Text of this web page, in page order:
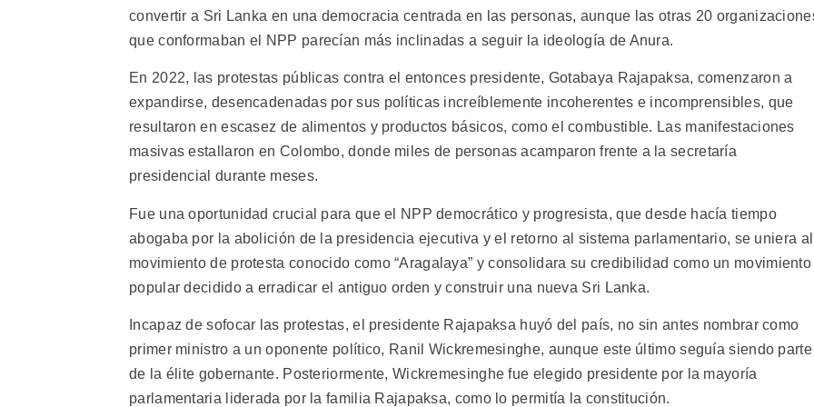
convertir a Sri Lanka en una democracia centrada en las personas, aunque las otras 20
que conformaban el NPP parecían más inclinadas a seguir la ideología de Anura.
En 2022, las protestas públicas contra el entonces presidente, Gotabaya Rajapaksa, comenzaron a
expandirse, desencadenadas por sus políticas increíblemente incoherentes e incomprensibles, que
resultaron en escasez de alimentos y productos básicos, como el combustible. Las manifestaciones
masivas estallaron en Colombo, donde miles de personas acamparon frente a la secretaría
presidencial durante meses.
Fue una oportunidad crucial para que el NPP democrático y progresista, que desde hacía tiempo
abogaba por la abolición de la presidencia ejecutiva y el retorno al sistema parlamentario, se uniera al
movimiento de protesta conocido como “Aragalaya” y consolidara su credibilidad como un movimiento
popular decidido a erradicar el antiguo orden y construir una nueva Sri Lanka.
Incapaz de sofocar las protestas, el presidente Rajapaksa huyó del país, no sin antes nombrar como
primer ministro a un oponente político, Ranil Wickremesinghe, aunque este último seguía siendo parte
de la élite gobernante. Posteriormente, Wickremesinghe fue elegido presidente por la mayoría
parlamentaria liderada por la familia Rajapaksa, como lo permitía la constitución.